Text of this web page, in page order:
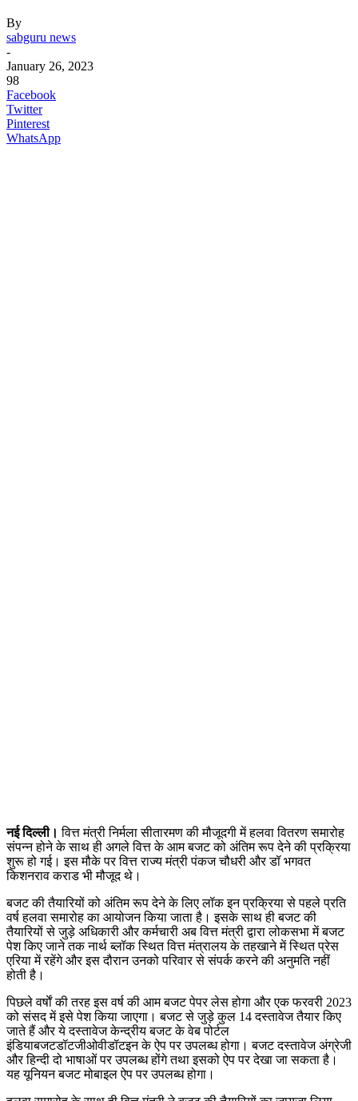
By
sabguru news
-
January 26, 2023
98
Facebook
Twitter
Pinterest
WhatsApp
नई दिल्ली। वित्त मंत्री निर्मला सीतारमण की मौजूदगी में हलवा वितरण समारोह
संपन्न होने के साथ ही अगले वित्त के आम बजट को अंतिम रूप देने की प्रक्रिया
शुरू हो गई। इस मौके पर वित्त राज्य मंत्री पंकज चौधरी और डॉ भगवत
किशनराव कराड भी मौजूद थे।
बजट की तैयारियों को अंतिम रूप देने के लिए लॉक इन प्रक्रिया से पहले प्रति
वर्ष हलवा समारोह का आयोजन किया जाता है। इसके साथ ही बजट की
तैयारियों से जुड़े अधिकारी और कर्मचारी अब वित्त मंत्री द्वारा लोकसभा में बजट
पेश किए जाने तक नार्थ ब्लॉक स्थित वित्त मंत्रालय के तहखाने में स्थित प्रेस
एरिया में रहेंगे और इस दौरान उनको परिवार से संपर्क करने की अनुमति नहीं
होती है।
पिछले वर्षाें की तरह इस वर्ष की आम बजट पेपर लेस होगा और एक फरवरी 2023
को संसद में इसे पेश किया जाएगा। बजट से जुड़े कुल 14 दस्तावेज तैयार किए
जाते हैं और ये दस्तावेज केन्द्रीय बजट के वेब पोर्टल
इंडियाबजटडॉटजीओवीडॉटइन के ऐप पर उपलब्ध होगा। बजट दस्तावेज अंग्रेजी
और हिन्दी दो भाषाओं पर उपलब्ध होंगे तथा इसको ऐप पर देखा जा सकता है।
यह यूनियन बजट मोबाइल ऐप पर उपलब्ध होगा।